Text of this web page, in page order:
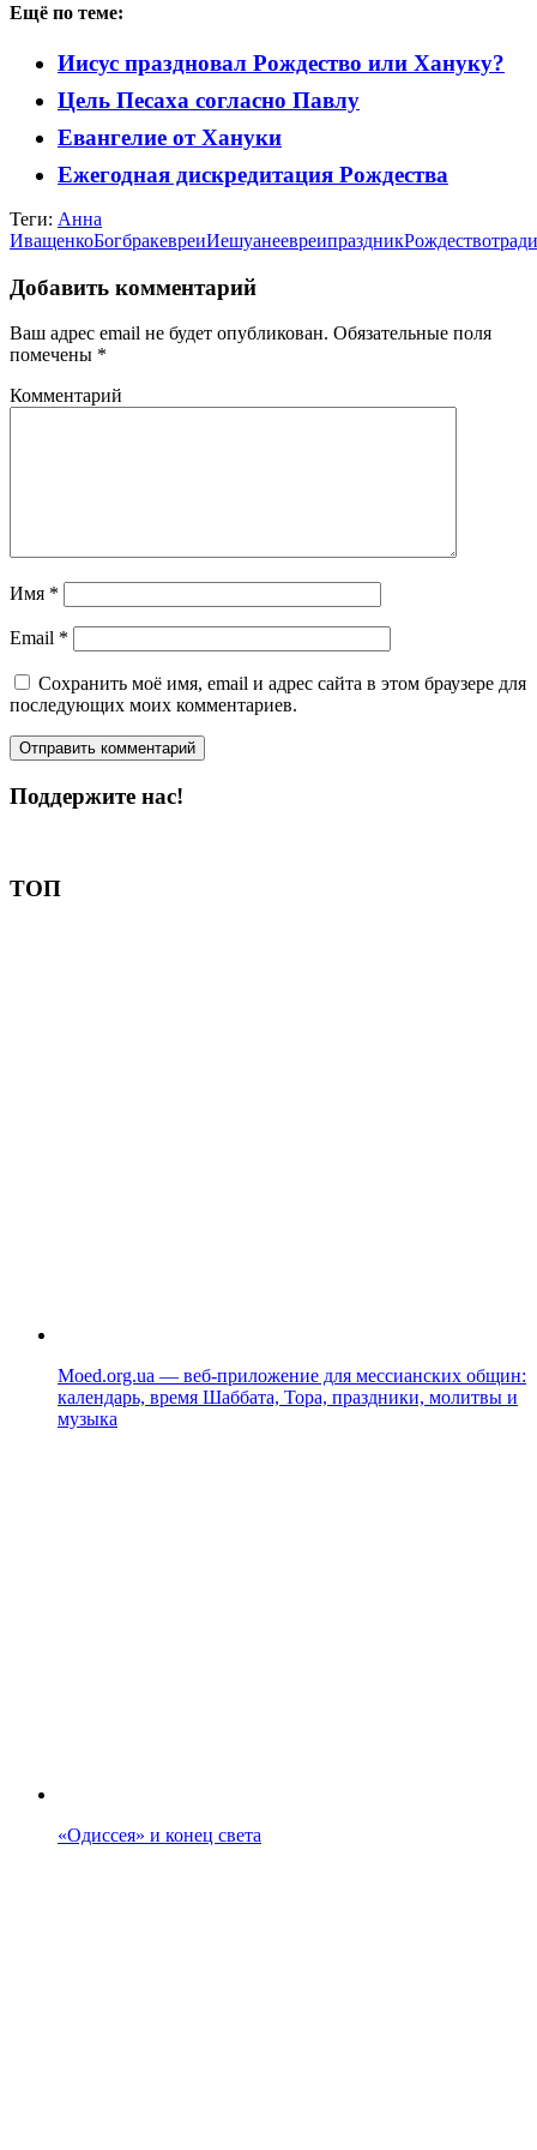
Ещё по теме:
Иисус праздновал Рождество или Хануку?
Цель Песаха согласно Павлу
Евангелие от Хануки
Ежегодная дискредитация Рождества
Теги: Анна
ИващенкоБогбракевреиИешуанеевреипраздникРождество
Добавить комментарий
Ваш адрес email не будет опубликован. Обязательные поля
помечены *
Комментарий
Имя *
Email *
Сохранить моё имя, email и адрес сайта в этом браузере для
последующих моих комментариев.
Поддержите нас!
ТОП
Moed.org.ua — веб-приложение для мессианских общин:
календарь, время Шаббата, Тора, праздники, молитвы и
музыка
«Одиссея» и конец света